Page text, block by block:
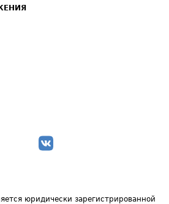
юридически зарегистрированной